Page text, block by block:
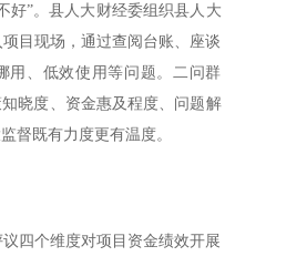
好”。县人大财经委组织县人大
目现场，通过查阅台账、座谈
用、低效使用等问题。二问群
晓度、资金惠及程度、问题解
督既有力度更有温度。
四个维度对项目资金绩效开展